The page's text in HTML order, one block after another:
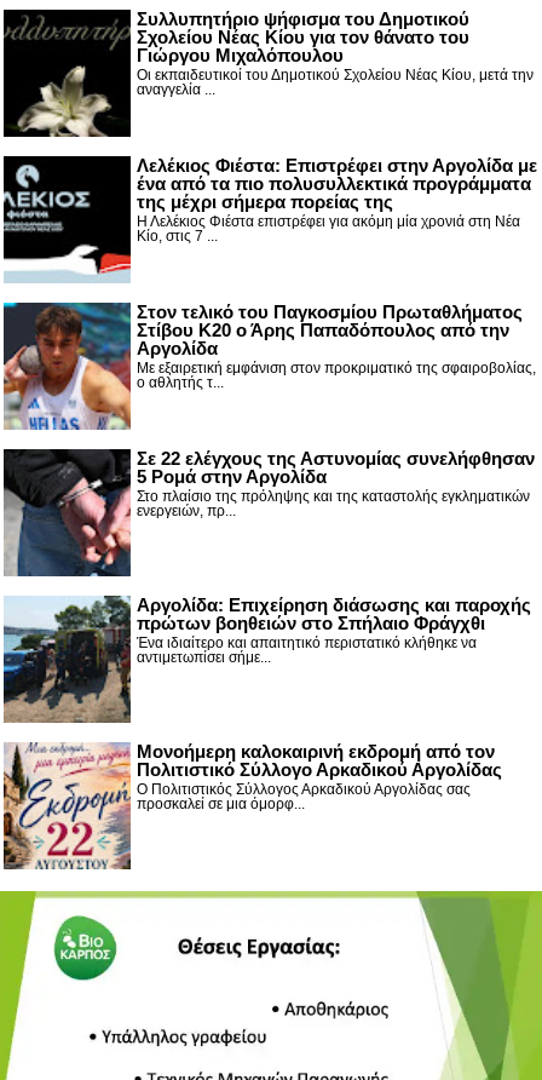
Συλλυπητήριο ψήφισμα του Δημοτικού
Σχολείου Νέας Κίου για τον θάνατο του
Γιώργου Μιχαλόπουλου
Οι εκπαιδευτικοί του Δημοτικού Σχολείου Νέας Κίου, μετά την
αναγγελία ...
Λελέκιος Φιέστα: Επιστρέφει στην Αργολίδα με
ένα από τα πιο πολυσυλλεκτικά προγράμματα
της μέχρι σήμερα πορείας της
Η Λελέκιος Φιέστα επιστρέφει για ακόμη μία χρονιά στη Νέα
Κίο, στις 7 ...
Στον τελικό του Παγκοσμίου Πρωταθλήματος
Στίβου Κ20 ο Άρης Παπαδόπουλος από την
Αργολίδα
Με εξαιρετική εμφάνιση στον προκριματικό της σφαιροβολίας,
ο αθλητής τ...
Σε 22 ελέγχους της Αστυνομίας συνελήφθησαν
5 Ρομά στην Αργολίδα
Στο πλαίσιο της πρόληψης και της καταστολής εγκληματικών
ενεργειών, πρ...
Αργολίδα: Επιχείρηση διάσωσης και παροχής
πρώτων βοηθειών στο Σπήλαιο Φράγχθι
Ένα ιδιαίτερο και απαιτητικό περιστατικό κλήθηκε να
αντιμετωπίσει σήμε...
Μονοήμερη καλοκαιρινή εκδρομή από τον
Πολιτιστικό Σύλλογο Αρκαδικού Αργολίδας
Ο Πολιτιστικός Σύλλογος Αρκαδικού Αργολίδας σας
προσκαλεί σε μια όμορφ...